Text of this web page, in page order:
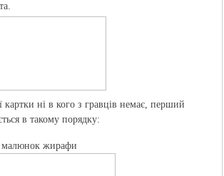
картки ні в кого з гравців немає, перший
в такому порядку:
малюнок жирафи